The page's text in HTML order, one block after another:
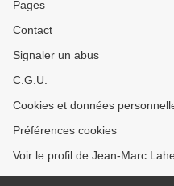
Pages
Contact
Signaler un abus
C.G.U.
Cookies et données
Préférences cookies
Voir le profil de Jean-Marc